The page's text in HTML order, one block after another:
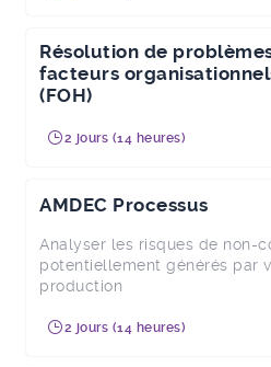
Résolution de
facteurs
(FOH)
2 jours (14 heures)
AMDEC Processus
Analyser les risques de non-
potentiellement générés par
production
2 jours (14 heures)